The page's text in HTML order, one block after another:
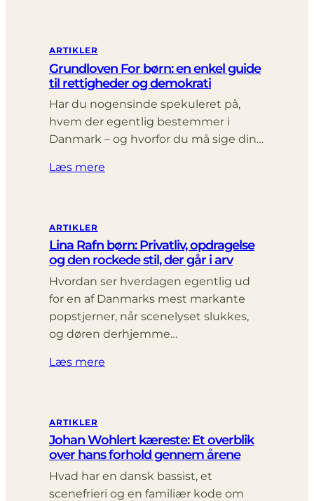
ARTIKLER
Grundloven For børn: en enkel guide
til rettigheder og demokrati
Har du nogensinde spekuleret på,
hvem der egentlig bestemmer i
Danmark – og hvorfor du må sige din…
Læs mere
ARTIKLER
Lina Rafn børn: Privatliv, opdragelse
og den rockede stil, der går i arv
Hvordan ser hverdagen egentlig ud
for en af Danmarks mest markante
popstjerner, når scenelyset slukkes,
og døren derhjemme…
Læs mere
ARTIKLER
Johan Wohlert kæreste: Et overblik
over hans forhold gennem årene
Hvad har en dansk bassist, et
scenefrieri og en familiær kode om